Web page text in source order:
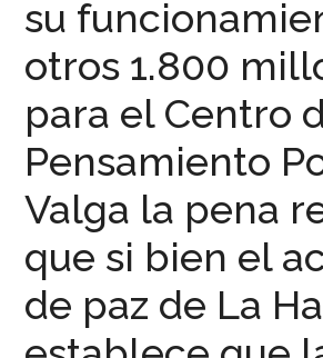
su
otros 1.800
para el Centro
Pensamiento
Valga la pena
que si bien el
de paz de La